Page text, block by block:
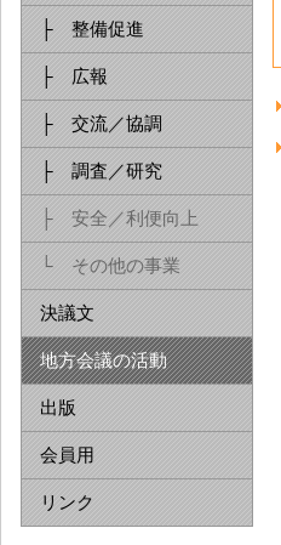
├ 整備促進
├ 広報
├ 交流／協調
├ 調査／研究
├ 安全／利便向上
└ その他の事業
決議文
地方会議の活動
出版
会員用
リンク